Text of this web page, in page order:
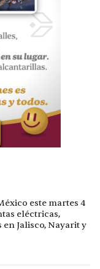
este martes 4
eléctricas,
Jalisco, Nayarit y